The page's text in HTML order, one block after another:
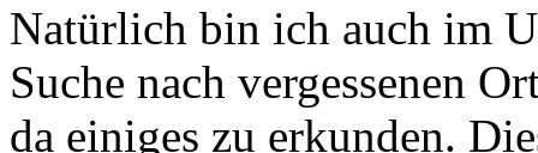
Natürlich bin ich auch im
Suche nach vergessenen
da einiges zu erkunden.